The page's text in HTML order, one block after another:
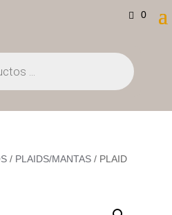
0
/ PLAIDS/MANTAS/ PLAID